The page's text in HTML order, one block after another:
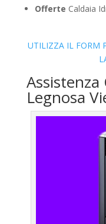
Offerte Caldaia
UTILIZZA IL FORM
Assistenza
Legnosa